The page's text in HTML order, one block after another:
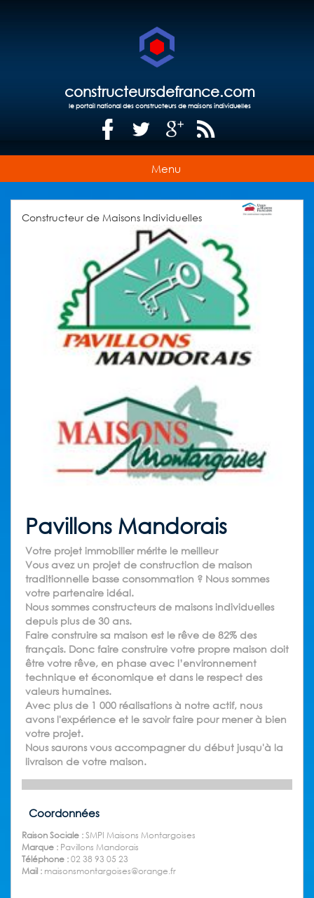
constructeursdefrance.com
le portail national des constructeurs de maisons individuelles
Menu
Constructeur de Maisons Individuelles
Pavillons Mandorais
Votre projet immobilier mérite le meilleur
Vous avez un projet de construction de maison
traditionnelle basse consommation ? Nous sommes
votre partenaire idéal.
Nous sommes constructeurs de maisons individuelles
depuis plus de 30 ans.
Faire construire sa maison est le rêve de 82% des
français. Donc faire construire votre propre maison doit
être votre rêve, en phase avec l’environnement
technique et économique et dans le respect des
valeurs humaines.
Avec plus de 1 000 réalisations à notre actif, nous
avons l'expérience et le savoir faire pour mener à bien
votre projet.
Nous saurons vous accompagner du début jusqu'à la
livraison de votre maison.
Coordonnées
Raison Sociale :SMPI Maisons Montargoises
Marque : Pavillons Mandorais
Téléphone :02 38 93 05 23
Mail : maisonsmontargoises@orange.fr